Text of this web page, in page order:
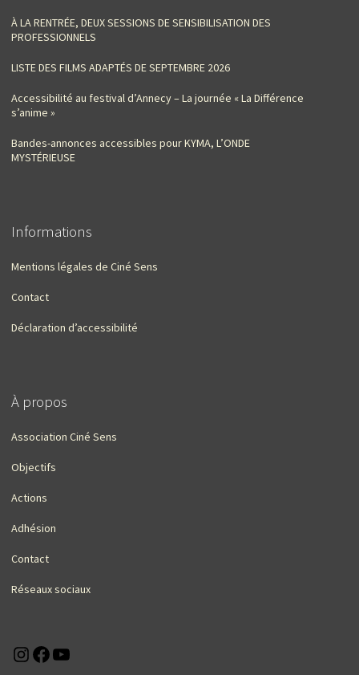
À LA RENTRÉE, DEUX SESSIONS DE SENSIBILISATION DES
PROFESSIONNELS
LISTE DES FILMS ADAPTÉS DE SEPTEMBRE 2026
Accessibilité au festival d’Annecy – La journée « La Différence
s’anime »
Bandes-annonces accessibles pour KYMA, L’ONDE
MYSTÉRIEUSE
Informations
Mentions légales de Ciné Sens
Contact
Déclaration d’accessibilité
À propos
Association Ciné Sens
Objectifs
Actions
Adhésion
Contact
Réseaux sociaux
Instagram
Facebook